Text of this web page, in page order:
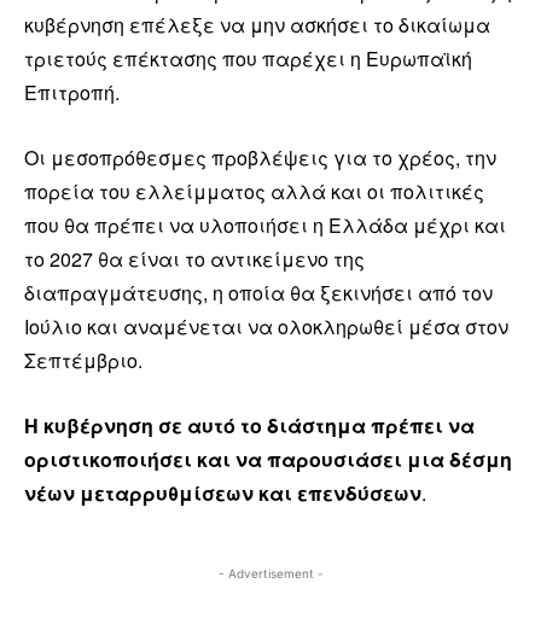
κυβέρνηση επέλεξε να μην ασκήσει το δικαίωμα
τριετούς επέκτασης που παρέχει η Ευρωπαϊκή
Επιτροπή.
Οι μεσοπρόθεσμες προβλέψεις για το χρέος, την
πορεία του ελλείμματος αλλά και οι πολιτικές
που θα πρέπει να υλοποιήσει η Ελλάδα μέχρι και
το 2027 θα είναι το αντικείμενο της
διαπραγμάτευσης, η οποία θα ξεκινήσει από τον
Ιούλιο και αναμένεται να ολοκληρωθεί μέσα στον
Σεπτέμβριο.
Η κυβέρνηση σε αυτό το διάστημα πρέπει να
οριστικοποιήσει και να παρουσιάσει μια δέσμη
νέων μεταρρυθμίσεων και επενδύσεων.
- Advertisement -